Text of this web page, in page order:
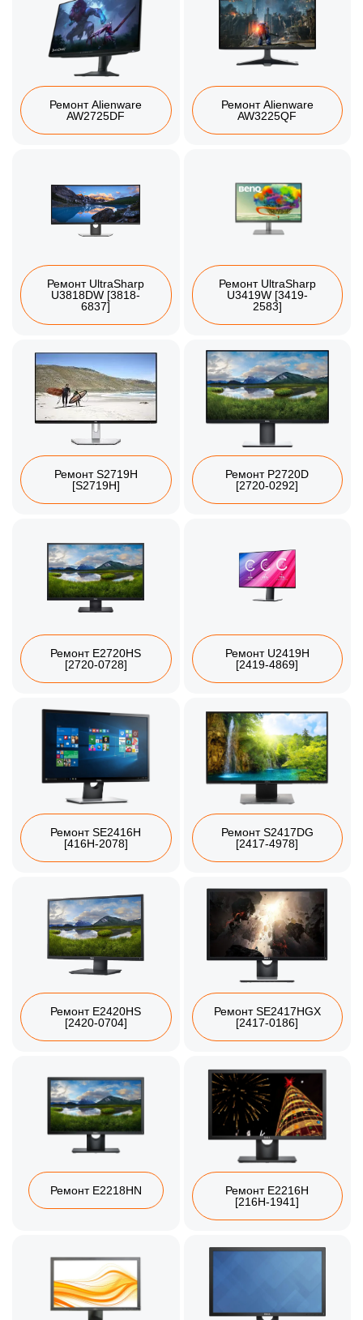
Ремонт Alienware
AW2725DF
Ремонт Alienware
AW3225QF
Ремонт UltraSharp
U3818DW [3818-
6837]
Ремонт UltraSharp
U3419W [3419-
2583]
Ремонт S2719H
[S2719H]
Ремонт P2720D
[2720-0292]
Ремонт E2720HS
[2720-0728]
Ремонт U2419H
[2419-4869]
Ремонт SE2416H
[416H-2078]
Ремонт S2417DG
[2417-4978]
Ремонт E2420HS
[2420-0704]
Ремонт SE2417HGX
[2417-0186]
Ремонт E2218HN
Ремонт E2216H
[216H-1941]